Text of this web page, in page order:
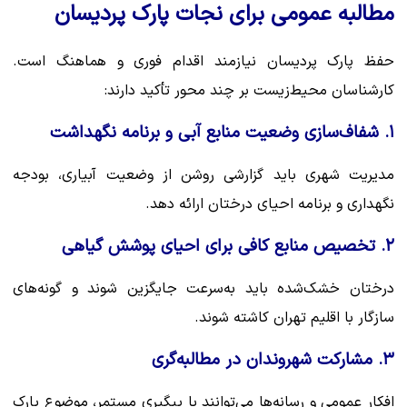
مطالبه عمومی برای نجات پارک پردیسان
حفظ پارک پردیسان نیازمند اقدام فوری و هماهنگ است.
کارشناسان محیط‌زیست بر چند محور تأکید دارند:
۱. شفاف‌سازی وضعیت منابع آبی و برنامه نگهداشت
مدیریت شهری باید گزارشی روشن از وضعیت آبیاری، بودجه
نگهداری و برنامه احیای درختان ارائه دهد.
۲. تخصیص منابع کافی برای احیای پوشش گیاهی
درختان خشک‌شده باید به‌سرعت جایگزین شوند و گونه‌های
سازگار با اقلیم تهران کاشته شوند.
۳. مشارکت شهروندان در مطالبه‌گری